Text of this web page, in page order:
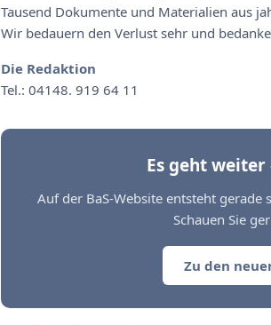
Tausend Dokumente und Materialien aus
Wir bedauern den Verlust sehr und
Die Redaktion
Tel.: 04148. 919 64 11
Es geht
Auf der BaS-Website entsteht
Schauen Sie
Zu den